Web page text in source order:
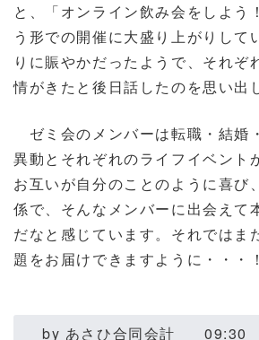
と、「オンライン飲み会をしよう
う形での開催に大盛り上がりして
りに賑やかだったようで、それぞ
情がきたと後日話したのを思い出
ゼミ会のメンバーは転職・結婚
異動とそれぞれのライフイベント
お互いが自分のことのように喜び
係で、そんなメンバーに出会えて
だなと感じています。それではま
題をお届けできますように・・・！
by あさひ合同会計 09:30